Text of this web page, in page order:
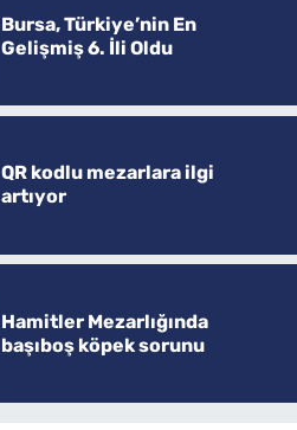
Bursa, Türkiye’nin En
Gelişmiş 6. İli Oldu
QR kodlu mezarlara ilgi
artıyor
Hamitler Mezarlığında
başıboş köpek sorunu